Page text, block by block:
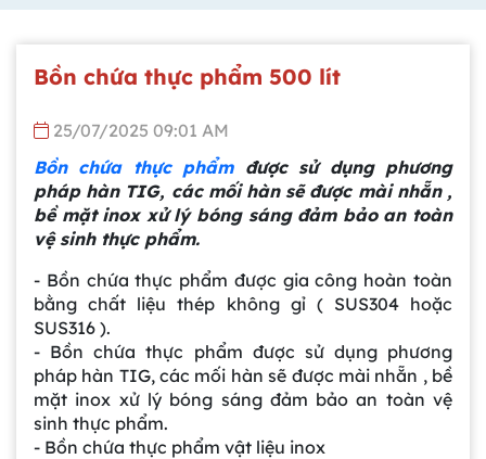
Bồn chứa thực phẩm 500 lít
25/07/2025 09:01 AM
Bồn chứa thực phẩmđược sử dụng phương
pháp hàn TIG, các mối hàn sẽ được mài nhẵn ,
bề mặt inox xử lý bóng sáng đảm bảo an toàn
vệ sinh thực phẩm.
- Bồn chứa thực phẩm được gia công hoàn toàn
bằng chất liệu thép không gỉ ( SUS304 hoặc
SUS316 ).
- Bồn chứa thực phẩm được sử dụng phương
pháp hàn TIG, các mối hàn sẽ được mài nhẵn , bề
mặt inox xử lý bóng sáng đảm bảo an toàn vệ
sinh thực phẩm.
- Bồn chứa thực phẩm vật liệu inox